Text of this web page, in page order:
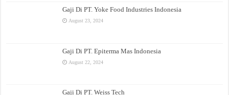
Gaji Di PT. Yoke Food Industries Indonesia
August 23, 2024
Gaji Di PT. Epiterma Mas Indonesia
August 22, 2024
Gaji Di PT. Weiss Tech